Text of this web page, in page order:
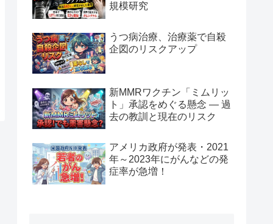
規模研究
うつ病治療、治療薬で自殺
企図のリスクアップ
新MMRワクチン「ミムリッ
ト」承認をめぐる懸念 — 過
去の教訓と現在のリスク
アメリカ政府が発表・2021
年～2023年にがんなどの発
症率が急増！